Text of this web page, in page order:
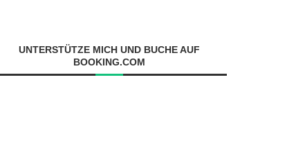
UNTERSTÜTZE MICH UND BUCHE AUF
BOOKING.COM